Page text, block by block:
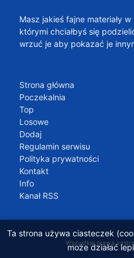
Masz jakieś fajne materiały
którymi chciałbyś się
wrzuć je aby pokazać je
Strona główna
Poczekalnia
Top
Losowe
Dodaj
Regulamin serwisu
Polityka prywatności
Kontakt
Info
Kanał RSS
Wszystkie prawa
Ta strona używa ciasteczek
może działać